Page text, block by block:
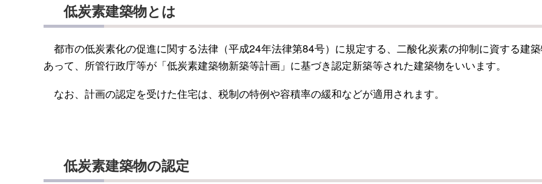
低炭素建築物とは
都市の低炭素化の促進に関する法律（平成24年法律第84号）に規定する、二酸化炭素の抑制に資する建
あって、所管行政庁等が「低炭素建築物新築等計画」に基づき認定新築等された建築物をいいます。
なお、計画の認定を受けた住宅は、税制の特例や容積率の緩和などが適用されます。
低炭素建築物の認定